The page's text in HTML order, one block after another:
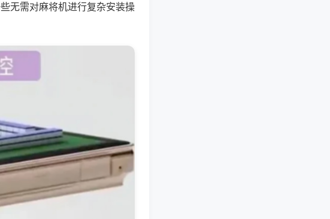
无需对麻将机进行复杂安装操